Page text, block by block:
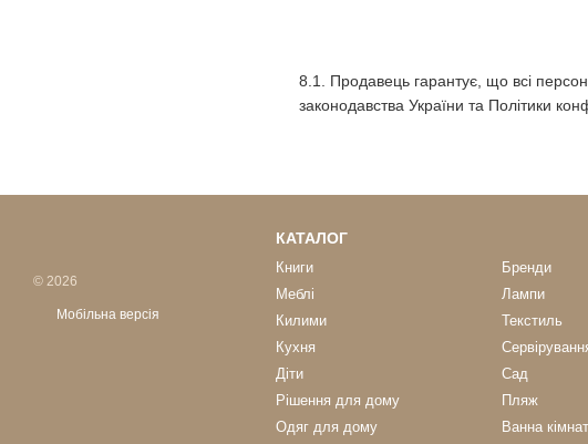
8.1. Продавець гарантує, що всі
законодавства України та Політики
© 2026
Мобільна версія
КАТАЛОГ
Книги
Бренди
Меблі
Лампи
Килими
Текстиль
Кухня
Діти
Сад
Рішення для дому
Пляж
Одяг для дому
Ванна